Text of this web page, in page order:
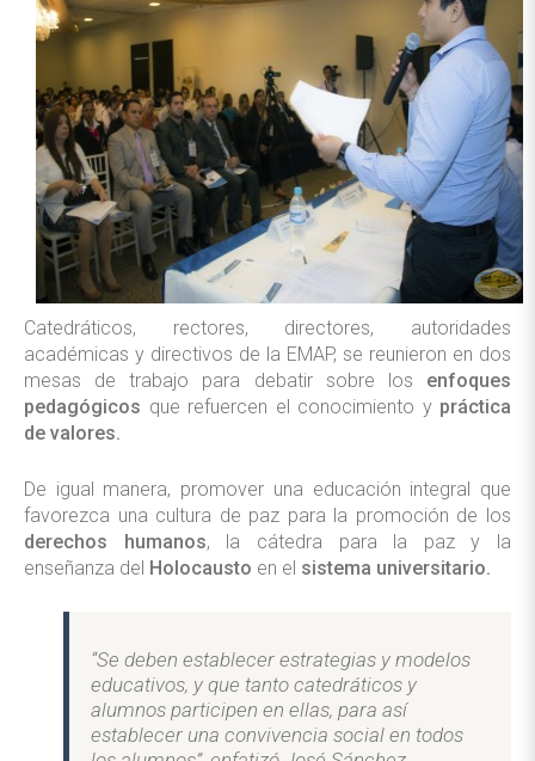
Catedráticos, rectores, directores, autoridades
académicas y directivos de la EMAP, se reunieron en dos
mesas de trabajo para debatir sobre los enfoques
pedagógicos que refuercen el conocimiento y práctica
de valores.
De igual manera, promover una educación integral que
favorezca una cultura de paz para la promoción de los
derechos humanos, la cátedra para la paz y la
enseñanza del Holocausto en el sistema universitario.
“Se deben establecer estrategias y modelos
educativos, y que tanto catedráticos y
alumnos participen en ellas, para así
establecer una convivencia social en todos